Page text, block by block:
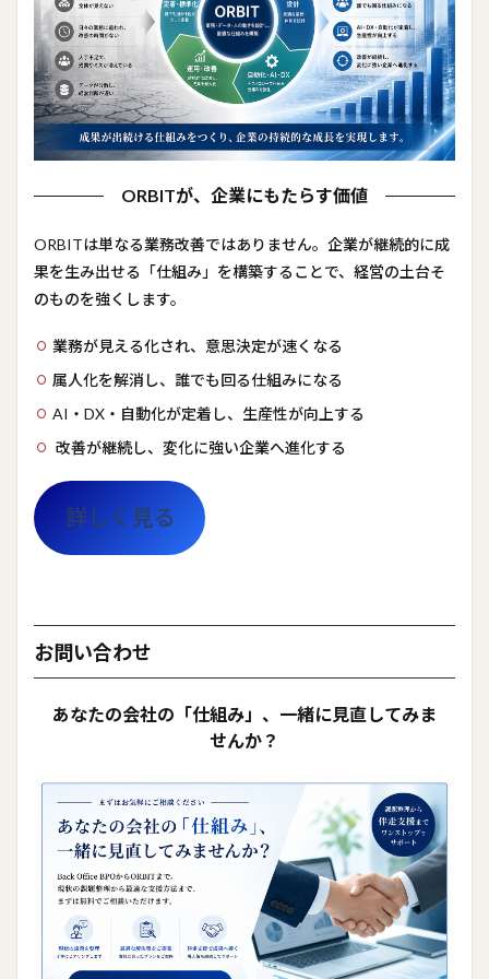
ORBITが、企業にもたらす価値
ORBITは単なる業務改善ではありません。企業が継続的に成
果を生み出せる「仕組み」を構築することで、経営の土台そ
のものを強くします。
業務が見える化され、意思決定が速くなる
属人化を解消し、誰でも回る仕組みになる
AI・DX・自動化が定着し、生産性が向上する
改善が継続し、変化に強い企業へ進化する
詳しく見る
お問い合わせ
あなたの会社の「仕組み」、一緒に見直してみま
せんか？